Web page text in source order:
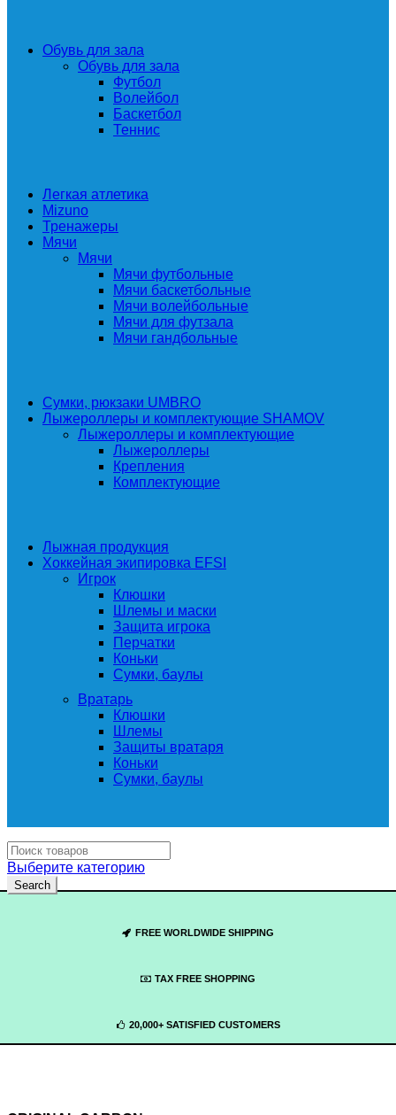
Обувь для зала
Обувь для зала
Футбол
Волейбол
Баскетбол
Теннис
Легкая атлетика
Mizuno
Тренажеры
Мячи
Мячи
Мячи футбольные
Мячи баскетбольные
Мячи волейбольные
Мячи для футзала
Мячи гандбольные
Сумки, рюкзаки UMBRO
Лыжероллеры и комплектующие SHAMOV
Лыжероллеры и комплектующие
Лыжероллеры
Крепления
Комплектующие
Лыжная продукция
Хоккейная экипировка EFSI
Игрок
Клюшки
Шлемы и маски
Защита игрока
Перчатки
Коньки
Сумки, баулы
Вратарь
Клюшки
Шлемы
Защиты вратаря
Коньки
Сумки, баулы
Выберите категорию
Search
FREE WORLDWIDE SHIPPING
TAX FREE SHOPPING
20,000+ SATISFIED CUSTOMERS